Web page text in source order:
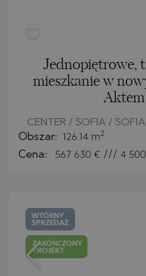
Jednopiętrowe,
mieszkanie w
Aktem
CENTER / SOFIA /
Obszar: 126.14 m2
Cena: 567 630 € /// 4
WTÓRNY
SPRZEDAŻ
ZAKOŃCZONY
PROJEKT